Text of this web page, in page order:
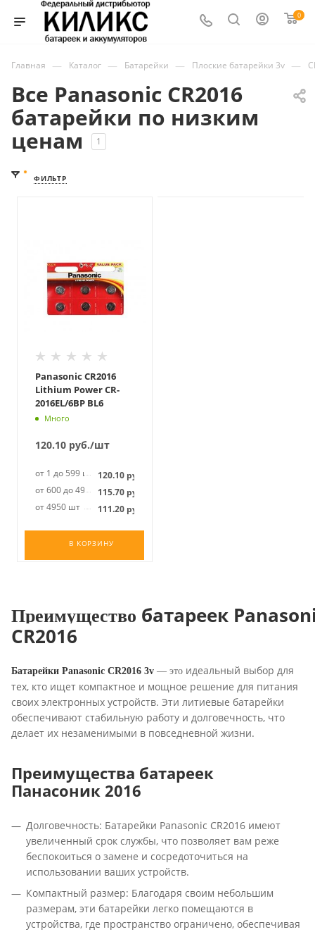
0
Главная — Каталог — Батарейки — Плоские батарейки 3v —
Все Panasonic CR2016
батарейки по низким
ценам
1
ФИЛЬТР
Panasonic CR2016
Lithium Power CR-
2016EL/6BP BL6
Много
120.10 руб./шт
от 1 до 599 шт 120.10 руб.
от 600 до 4949 шт115.70 руб.
от 4950 шт
111.20 руб.
В КОРЗИНУ
Преимущество батареек
CR2016
Батарейки Panasonic CR2016 3v — это идеальный выбор для
тех, кто ищет компактное и мощное решение для питания
своих электронных устройств. Эти литиевые батарейки
обеспечивают стабильную работу и долговечность, что
делает их незаменимыми в повседневной жизни.
Преимущества батареек
Панасоник 2016
Долговечность: Батарейки Panasonic CR2016 имеют
увеличенный срок службы, что позволяет вам реже
беспокоиться о замене и сосредоточиться на
использовании ваших устройств.
Компактный размер: Благодаря своим небольшим
размерам, эти батарейки легко помещаются в
устройства, где пространство ограничено, обеспечивая